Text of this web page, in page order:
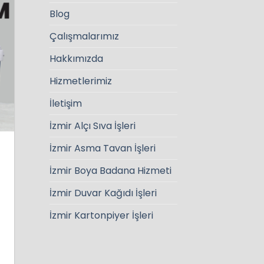
Blog
Çalışmalarımız
Hakkımızda
Hizmetlerimiz
İletişim
İzmir Alçı Sıva İşleri
İzmir Asma Tavan İşleri
İzmir Boya Badana Hizmeti
İzmir Duvar Kağıdı İşleri
İzmir Kartonpiyer İşleri